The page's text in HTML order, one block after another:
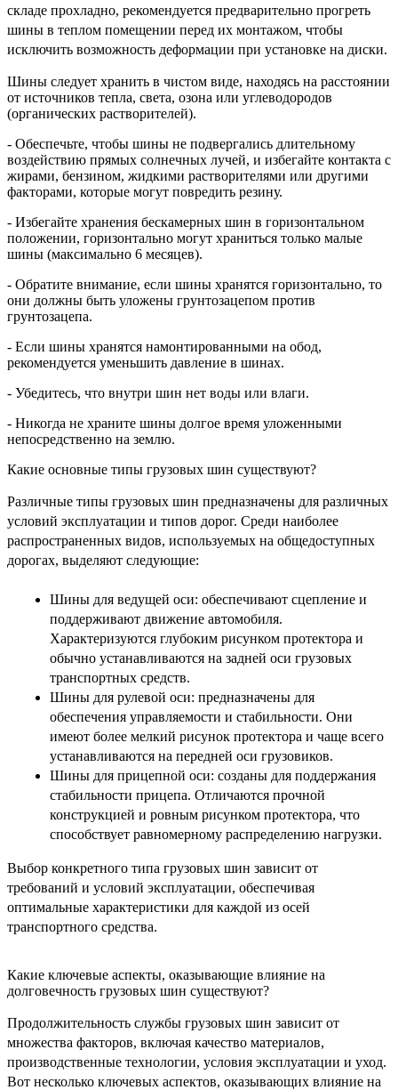
складе прохладно, рекомендуется предварительно прогреть
шины в теплом помещении перед их монтажом, чтобы
исключить возможность деформации при установке на диски.
Шины следует хранить в чистом виде, находясь на расстоянии
от источников тепла, света, озона или углеводородов
(органических растворителей).
- Обеспечьте, чтобы шины не подвергались длительному
воздействию прямых солнечных лучей, и избегайте контакта с
жирами, бензином, жидкими растворителями или другими
факторами, которые могут повредить резину.
- Избегайте хранения бескамерных шин в горизонтальном
положении, горизонтально могут храниться только малые
шины (максимально 6 месяцев).
- Обратите внимание, если шины хранятся горизонтально, то
они должны быть уложены грунтозацепом против
грунтозацепа.
- Если шины хранятся намонтированными на обод,
рекомендуется уменьшить давление в шинах.
- Убедитесь, что внутри шин нет воды или влаги.
- Никогда не храните шины долгое время уложенными
непосредственно на землю.
Какие основные типы грузовых шин существуют?
Различные типы грузовых шин предназначены для различных
условий эксплуатации и типов дорог. Среди наиболее
распространенных видов, используемых на общедоступных
дорогах, выделяют следующие:
Шины для ведущей оси: обеспечивают сцепление и
поддерживают движение автомобиля.
Характеризуются глубоким рисунком протектора и
обычно устанавливаются на задней оси грузовых
транспортных средств.
Шины для рулевой оси: предназначены для
обеспечения управляемости и стабильности. Они
имеют более мелкий рисунок протектора и чаще всего
устанавливаются на передней оси грузовиков.
Шины для прицепной оси: созданы для поддержания
стабильности прицепа. Отличаются прочной
конструкцией и ровным рисунком протектора, что
способствует равномерному распределению нагрузки.
Выбор конкретного типа грузовых шин зависит от
требований и условий эксплуатации, обеспечивая
оптимальные характеристики для каждой из осей
транспортного средства.
Какие ключевые аспекты, оказывающие влияние на
долговечность грузовых шин существуют?
Продолжительность службы грузовых шин зависит от
множества факторов, включая качество материалов,
производственные технологии, условия эксплуатации и уход.
Вот несколько ключевых аспектов, оказывающих влияние на